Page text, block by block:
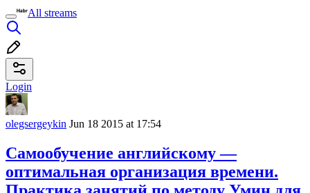
All streams
Login
olegsergeykin Jun 18 2015 at 17:54
Самообучение английскому —
оптимальная организация времени.